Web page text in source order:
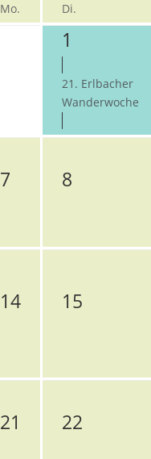
Mo. Di.
1
21. Erlbacher
Wanderwoche
7 8
14 15
21 22